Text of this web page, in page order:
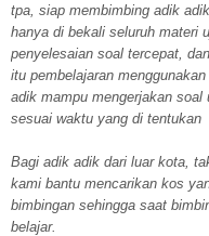
tpa, siap membimbing adik
hanya di bekali seluruh materi
penyelesaian soal tercepat,
itu pembelajaran menggunakan
adik mampu mengerjakan soal
sesuai waktu yang di tentukan
Bagi adik adik dari luar kota,
kami bantu mencarikan kos
bimbingan sehingga saat
belajar.